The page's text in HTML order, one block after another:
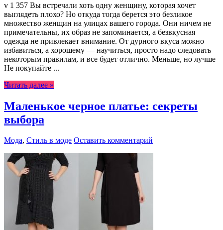
v 1 357 Вы встречали хоть одну женщину, которая хочет
выглядеть плохо? Но откуда тогда берется это безликое
множество женщин на улицах вашего города. Они ничем не
примечательны, их образ не запоминается, а безвкусная
одежда не привлекает внимание. От дурного вкуса можно
избавиться, а хорошему — научиться, просто надо следовать
некоторым правилам, и все будет отлично. Меньше, но лучше
Не покупайте ...
Читать далее »
Маленькое черное платье: секреты
выбора
Мода, Стиль в моде Оставить комментарий